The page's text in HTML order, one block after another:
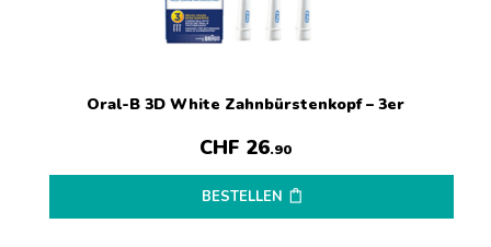
Oral-B 3D White Zahnbürstenkopf – 3er
CHF 26.90
BESTELLEN